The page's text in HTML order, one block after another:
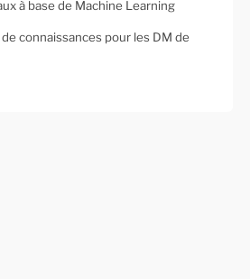
à base de Machine Learning
connaissances pour les DM de